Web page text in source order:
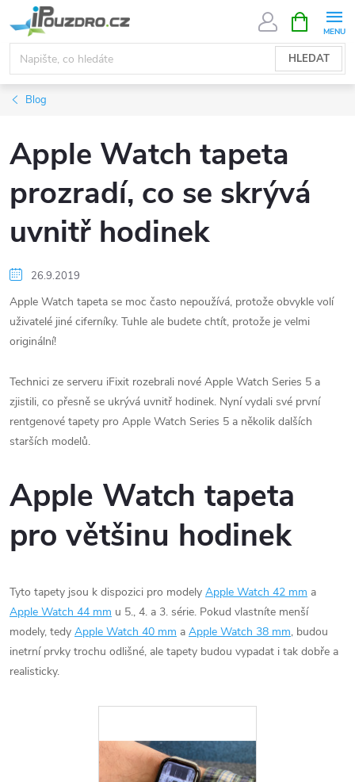
na
obsah
HLEDAT
NÁKUPNÍ
KOŠÍK
Blog
Apple Watch tapeta
prozradí, co se skrývá
uvnitř hodinek
26.9.2019
Apple Watch tapeta se moc často nepoužívá, protože obvykle volí
uživatelé jiné ciferníky. Tuhle ale budete chtít, protože je velmi
originální!
Technici ze serveru iFixit rozebrali nové Apple Watch Series 5 a
zjistili, co přesně se ukrývá uvnitř hodinek. Nyní vydali své první
rentgenové tapety pro Apple Watch Series 5 a několik dalších
starších modelů.
Apple Watch tapeta
pro většinu hodinek
Tyto tapety jsou k dispozici pro modely Apple Watch 42 mm a
Apple Watch 44 mm u 5., 4. a 3. série. Pokud vlastníte menší
modely, tedy Apple Watch 40 mm a Apple Watch 38 mm, budou
inetrní prvky trochu odlišné, ale tapety budou vypadat i tak dobře a
realisticky.